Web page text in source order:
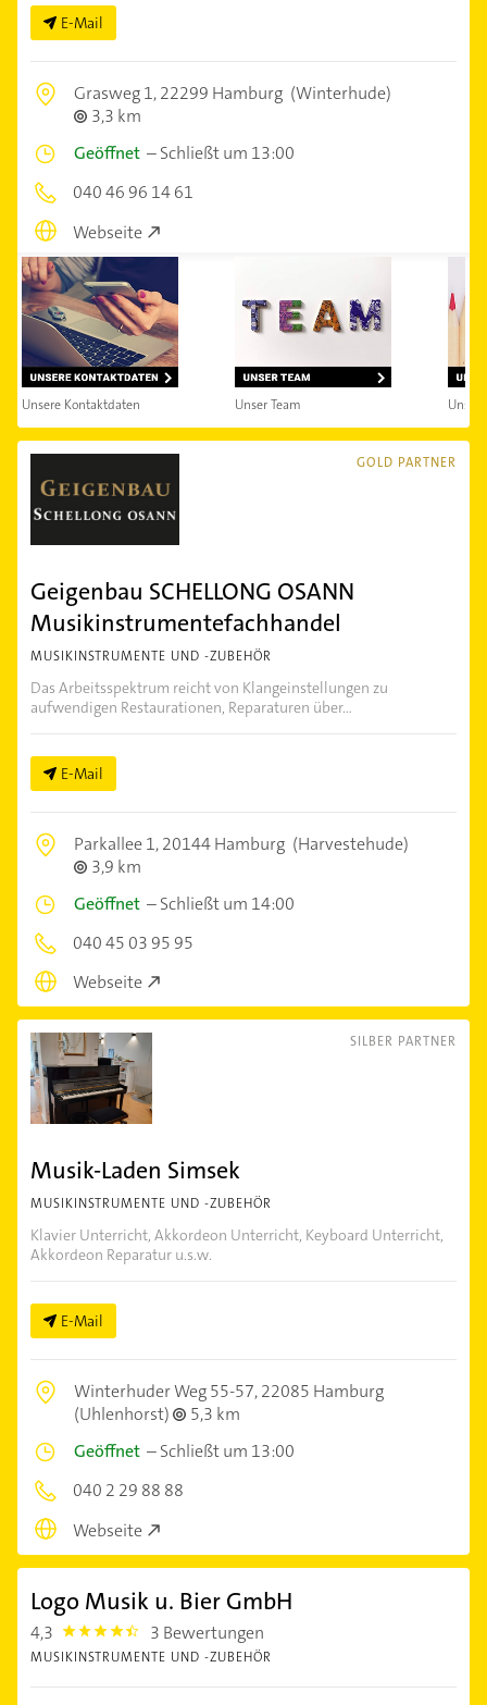
E-Mail
Grasweg 1,22299 Hamburg (Winterhude)
3,3 km
Geöffnet –Schließt um 13:00
040 46 96 14 61
Webseite
Unsere Kontaktdaten Unser Team
GOLD PARTNER
Geigenbau SCHELLONG OSANN
Musikinstrumentefachhandel
MUSIKINSTRUMENTE UND -ZUBEHÖR
Das Arbeitsspektrum reicht von Klangeinstellungen zu
aufwendigen Restaurationen, Reparaturen über...
E-Mail
Parkallee 1,20144 Hamburg (Harvestehude)
3,9 km
Geöffnet –Schließt um 14:00
040 45 03 95 95
Webseite
SILBER PARTNER
Musik-Laden Simsek
MUSIKINSTRUMENTE UND -ZUBEHÖR
Klavier Unterricht, Akkordeon Unterricht, Keyboard Unterricht,
Akkordeon Reparatur u.s.w.
E-Mail
Winterhuder Weg 55-57,22085 Hamburg
(Uhlenhorst)
5,3 km
Geöffnet –Schließt um 13:00
040 2 29 88 88
Webseite
Logo Musik u. Bier GmbH
4,3 4.3 3 Bewertungen
MUSIKINSTRUMENTE UND -ZUBEHÖR